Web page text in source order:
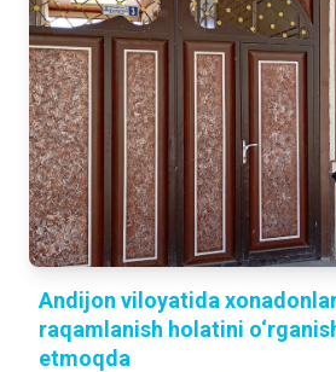
Andijon viloyatida
raqamlanish holatini
etmoqda